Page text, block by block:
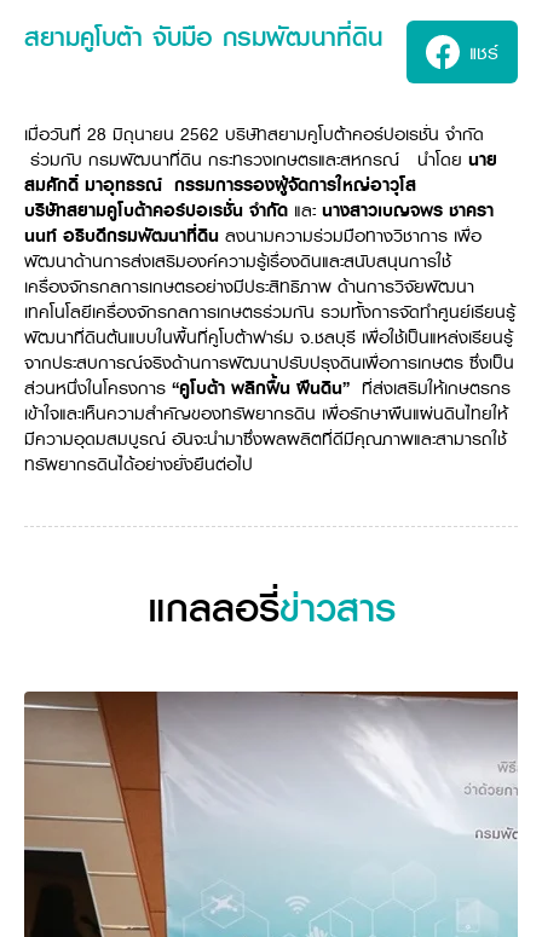
เครื่องจักรกลก่อสร้าง
รถขุดขนาดเล็ก
รถตักล้อยาง
สินค้านวัตกรรมการเกษตร
โดรนการเกษตร
สิ่งที่ผู้ลงทุนจะได้รับ
การลงทุนรายได้และจุดคุ้มทุน
ขั้นตอนการเข้าร่วมโครงการ
ติดต่อซื้อกล้าแผ่น
4 หัวใจหลักของธุรกิจ
ที่มา
สินค้าที่ส่งออก
สำนักงานต่างประเทศ
ศูนย์บริการในต่างประเทศ
ประเทศคู่ค้า
ตำแหน่งงานว่าง
ข่าวสาร
ข่าวสารองค์กร
ข่าวกิจกรรมเพื่อสังคม
โฆษณาคูโบต้า
ข่าวกิจกรรมเพื่อสังคม
โครงการตามแนวพระราชดำริ
การพัฒนาชุมชน และสังคม
การศึกษา และเยาวชน
สิ่งแวดล้อมความปลอดภัยและอาชีวอนามัย
คูโบต้าร่วมมือเกษตรร่วมใจ
โครงการเกษตรแปลงใหญ่
เอกสารดาวน์โหลด
บริการหลังการขาย
เช่าซื้อ
คูโบต้า สโตร์
KAS เกษตรครบวงจร
คูโบต้าฟาร์ม
คูโบต้าแฟมิลี่
ภาษา
ไทย English
สยามคูโบต้า จับมือ กรมพัฒนาที่ดิน แชร์
เมื่อวันที่ 28 มิถุนายน 2562 บริษัทสยามคูโบต้าคอร์ปอเรชั่น จำกัด
ร่วมกับ กรมพัฒนาที่ดิน กระทรวงเกษตรและสหกรณ์ นำโดย นาย
สมศักดิ์ มาอุทธรณ์ กรรมการรองผู้จัดการใหญ่อาวุโส
บริษัทสยามคูโบต้าคอร์ปอเรชั่น จำกัด และ นางสาวเบญจพร ชาครา
นนท์ อธิบดีกรมพัฒนาที่ดิน ลงนามความร่วมมือทางวิชาการ เพื่อ
พัฒนาด้านการส่งเสริมองค์ความรู้เรื่องดินและสนับสนุนการใช้
เครื่องจักรกลการเกษตรอย่างมีประสิทธิภาพ ด้านการวิจัยพัฒนา
เทคโนโลยีเครื่องจักรกลการเกษตรร่วมกัน รวมทั้งการจัดทำศูนย์เรียนรู้
พัฒนาที่ดินต้นแบบในพื้นที่คูโบต้าฟาร์ม จ.ชลบุรี เพื่อใช้เป็นแหล่งเรียนรู้
จากประสบการณ์จริงด้านการพัฒนาปรับปรุงดินเพื่อการเกษตร ซึ่งเป็น
ส่วนหนึ่งในโครงการ “คูโบต้า พลิกฟื้น ผืนดิน” ที่ส่งเสริมให้เกษตรกร
เข้าใจและเห็นความสำคัญของทรัพยากรดิน เพื่อรักษาผืนแผ่นดินไทยให้
มีความอุดมสมบูรณ์ อันจะนำมาซึ่งผลผลิตที่ดีมีคุณภาพและสามารถใช้
ทรัพยากรดินได้อย่างยั่งยืนต่อไป
แกลลอรี่ข่าวสาร